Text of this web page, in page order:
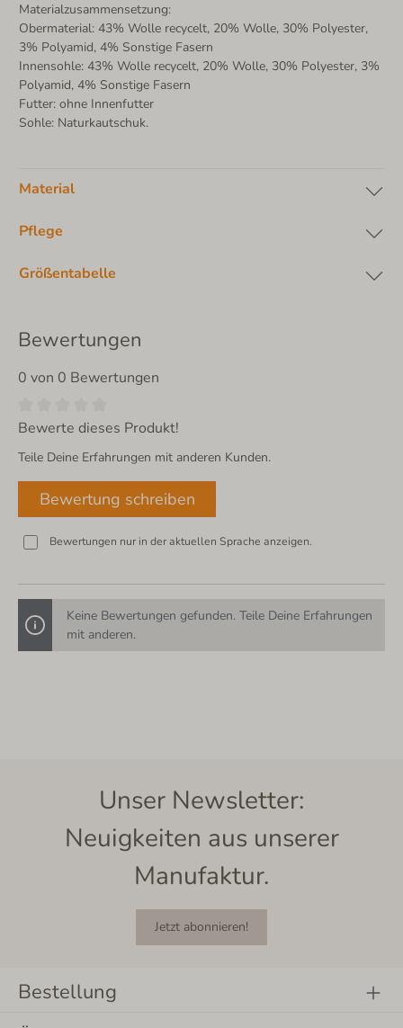
Materialzusammensetzung:
Obermaterial: 43% Wolle recycelt, 20% Wolle, 30% Polyester,
3% Polyamid, 4% Sonstige Fasern
Innensohle: 43% Wolle recycelt, 20% Wolle, 30% Polyester, 3%
Polyamid, 4% Sonstige Fasern
Futter: ohne Innenfutter
Sohle: Naturkautschuk.
Material
Pflege
Größentabelle
Bewertungen
0 von 0 Bewertungen
Bewerte dieses Produkt!
Teile Deine Erfahrungen mit anderen Kunden.
Bewertung schreiben
Bewertungen nur in der aktuellen Sprache anzeigen.
Keine Bewertungen gefunden. Teile Deine Erfahrungen
mit anderen.
Unser Newsletter:
Neuigkeiten aus unserer
Manufaktur.
Jetzt abonnieren!
Bestellung